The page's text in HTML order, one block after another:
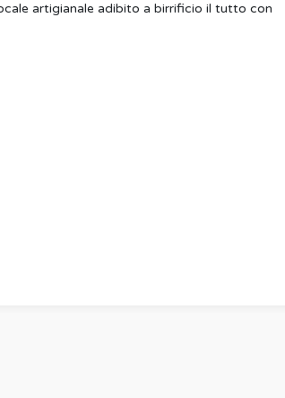
artigianale adibito a birrificio il tutto con